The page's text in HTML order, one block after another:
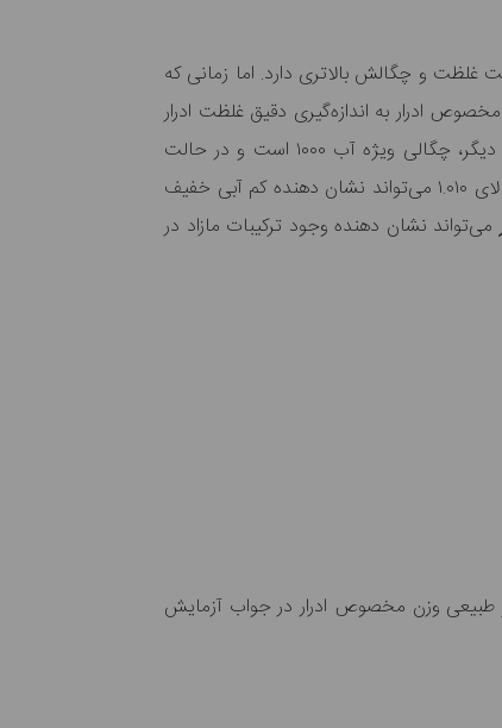
غلظت و چگالش بالاتری دارد. اما زمانی که
ادرار به اندازه‌گیری دقیق غلظت ادرار
می‌گویند. با به دست آمدن غلظت مخصوص ادرار و مقایسه آن با غلظت آب عدد مشخصی برای آن بدست می‌آید. به بیانی دیگر، چگالی ویژه آب ۱۰۰۰ است و در حالت
ایده‌آل بدن و اگر کلیه‌ها به طور طبیعی کار کنند، نتایج وزن مخصوص ادرار بین ۱.۰۰۲ و ۱.۰۰۳ خواهد بود. نتایج وزن مخصوص بالای ۱.۰۱۰ می‌تواند نشان دهنده کم آبی خفیف
می‌تواند نشان دهنده وجود ترکیبات مازاد در
طبیعی وزن مخصوص ادرار در جواب آزمایش